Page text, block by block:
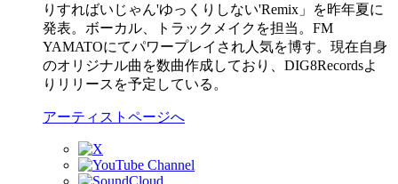
りすればいじゃん'ゆっくりしない'Remix」を昨年夏に
発表。ボーカル、トラックメイクを担当。FM
YAMATOにてパワープレイされ人気を博す。現在自身
のオリジナル曲を数曲作成しており、DIG8Recordsよ
りリリースを予定している。
アーティストページへ